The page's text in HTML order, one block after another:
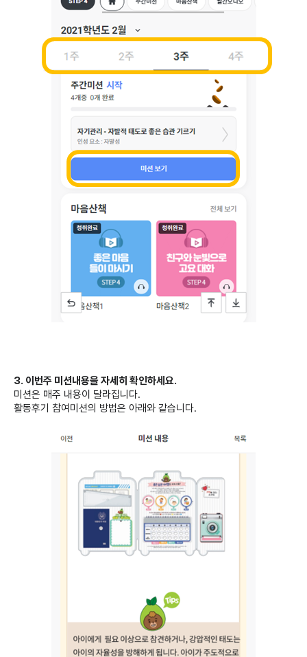
3. 이번주 미션내용을 자세히 확인하세요.
미션은 매주 내용이 달라집니다.
활동후기 참여미션의 방법은 아래와 같습니다.